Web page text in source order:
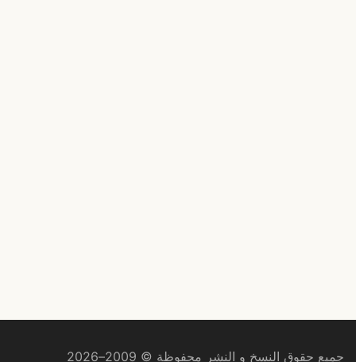
جميع حقوق النسخ و النشر محفوظة © 2009–2026